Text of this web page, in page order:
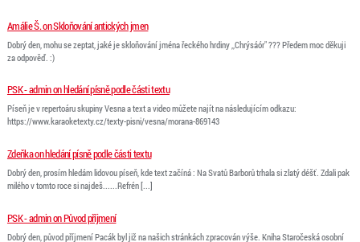
Amálie Š. on Skloňování antických jmen
Dobrý den, mohu se zeptat, jaké je skloňování jména řeckého hrdiny ,,Chrýsáór" ??? Předem moc děkuji
za odpověď. :)
PSK - admin on hledání písně podle části textu
Píseň je v repertoáru skupiny Vesna a text a video můžete najít na následujícím odkazu:
https://www.karaoketexty.cz/texty-pisni/vesna/morana-869143
Zdeňka on hledání písně podle části textu
Dobrý den, prosím hledám lidovou píseň, kde text začíná : Na Svatů Barborů trhala si zlatý déšť. Zdali pak
milého v tomto roce si najdeš......Refrén [...]
PSK - admin on Původ příjmení
Dobrý den, původ příjmení Pacák byl již na našich stránkách zpracován výše. Kniha Staročeská osobní